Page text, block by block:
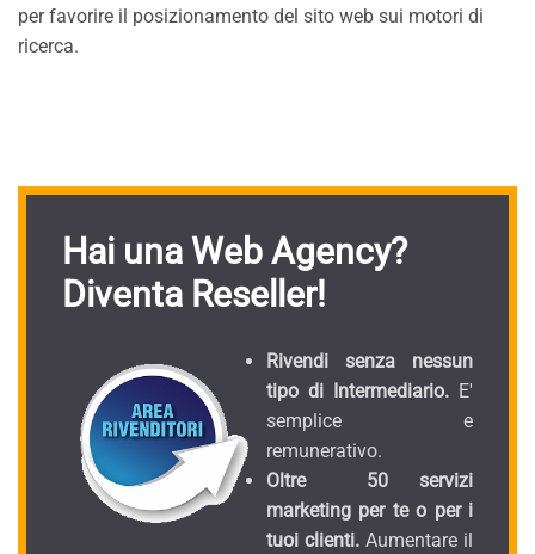
per favorire il posizionamento del sito web sui motori di
ricerca.
Hai una Web Agency?
Diventa Reseller!
Rivendi senza nessun
tipo di Intermediario. E'
semplice e
remunerativo.
Oltre 50 servizi
marketing per te o per i
tuoi clienti. Aumentare il